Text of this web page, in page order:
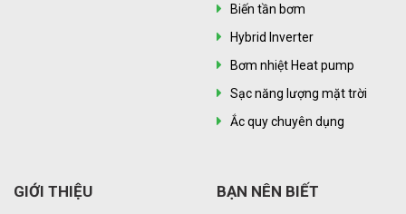
Biến tần bơm
Hybrid Inverter
Bơm nhiệt Heat pump
Sạc năng lượng mặt trời
Ắc quy chuyên dụng
GIỚI THIỆU BẠN NÊN BIẾT